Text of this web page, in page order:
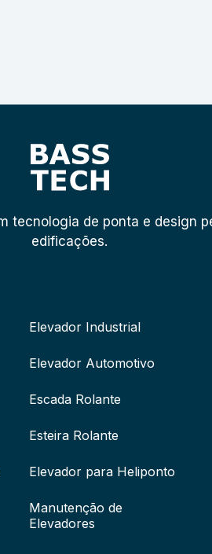
tecnologia de ponta e design
edificações.
Elevador Industrial
Elevador Automotivo
Escada Rolante
Esteira Rolante
Elevador para Heliponto
Manutenção de
Elevadores